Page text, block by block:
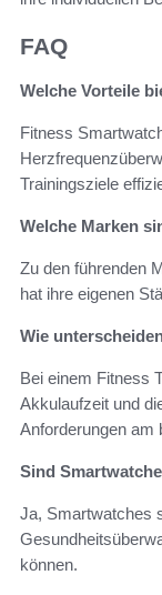
FAQ
Welche Vorteile
Fitness
Trainingsziele
Welche Marken
Zu den führenden
hat ihre eigenen
Wie
Bei einem Fitness
Akkulaufzeit und
Anforderungen am
Sind
Ja, Smartwatches
können.